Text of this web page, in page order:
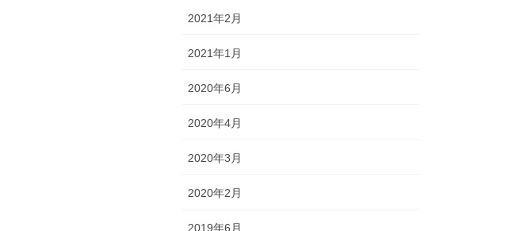
2021年2月
2021年1月
2020年6月
2020年4月
2020年3月
2020年2月
2019年6月